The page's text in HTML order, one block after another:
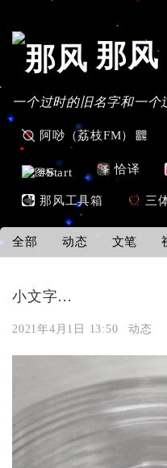
那风
一个过时的旧名字和一个
阿唦（荔枝FM）
#Start 恰译
那风工具箱 三
全部 动态 文笔
小文字…
2021年4月1日 13:50 动态